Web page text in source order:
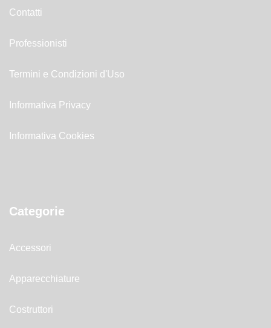
Contatti
Professionisti
Termini e Condizioni d'Uso
Informativa Privacy
Informativa Cookies
Categorie
Accessori
Apparecchiature
Costruttori